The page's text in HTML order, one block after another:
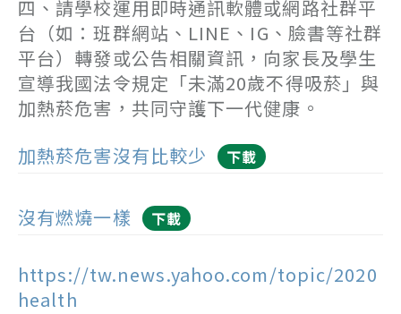
四、請學校運用即時通訊軟體或網路社群平
台（如：班群網站、LINE、IG、臉書等社群
平台）轉發或公告相關資訊，向家長及學生
宣導我國法令規定「未滿20歲不得吸菸」與
加熱菸危害，共同守護下一代健康。
加熱菸危害沒有比較少
下載
沒有燃燒一樣 下載
https://tw.news.yahoo.com/topic/2020
health